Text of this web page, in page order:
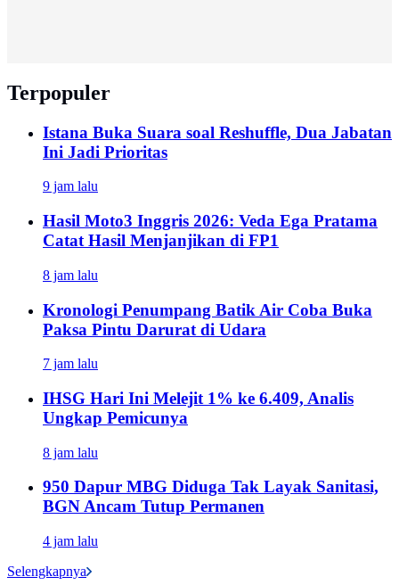
Terpopuler
Istana Buka Suara soal Reshuffle, Dua Jabatan
Ini Jadi Prioritas
9 jam lalu
Hasil Moto3 Inggris 2026: Veda Ega Pratama
Catat Hasil Menjanjikan di FP1
8 jam lalu
Kronologi Penumpang Batik Air Coba Buka
Paksa Pintu Darurat di Udara
7 jam lalu
IHSG Hari Ini Melejit 1% ke 6.409, Analis
Ungkap Pemicunya
8 jam lalu
950 Dapur MBG Diduga Tak Layak Sanitasi,
BGN Ancam Tutup Permanen
4 jam lalu
Selengkapnya